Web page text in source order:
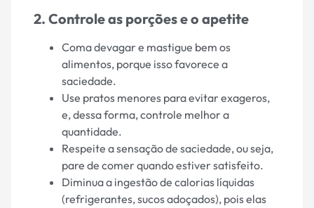
2. Controle as porções e o apetite
Coma devagar e mastigue bem os
alimentos, porque isso favorece a
saciedade.
Use pratos menores para evitar exageros,
e, dessa forma, controle melhor a
quantidade.
Respeite a sensação de saciedade, ou seja,
pare de comer quando estiver satisfeito.
Diminua a ingestão de calorias líquidas
(refrigerantes, sucos adoçados), pois elas